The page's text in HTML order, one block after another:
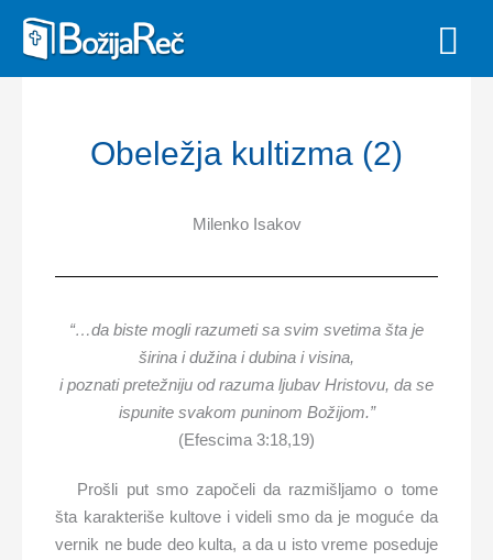
Obeležja kultizma (2)
Milenko Isakov
“…da biste mogli razumeti sa svim svetima šta je
širina i dužina i dubina i visina,
i poznati pretežniju od razuma ljubav Hristovu, da se
ispunite svakom puninom Božijom.”
(Efescima 3:18,19)
Prošli put smo započeli da razmišljamo o tome
šta karakteriše kultove i videli smo da je moguće da
vernik ne bude deo kulta, a da u isto vreme poseduje